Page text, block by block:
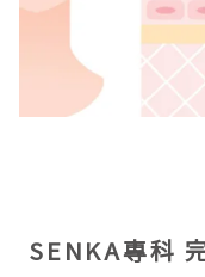
SENKA專科